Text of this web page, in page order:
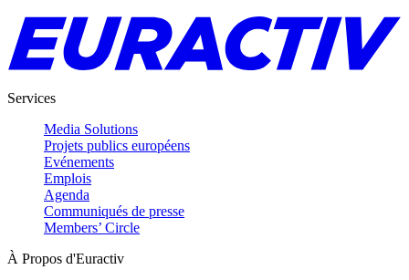
Services
Media Solutions
Projets publics européens
Evénements
Emplois
Agenda
Communiqués de presse
Members’ Circle
À Propos d'Euractiv